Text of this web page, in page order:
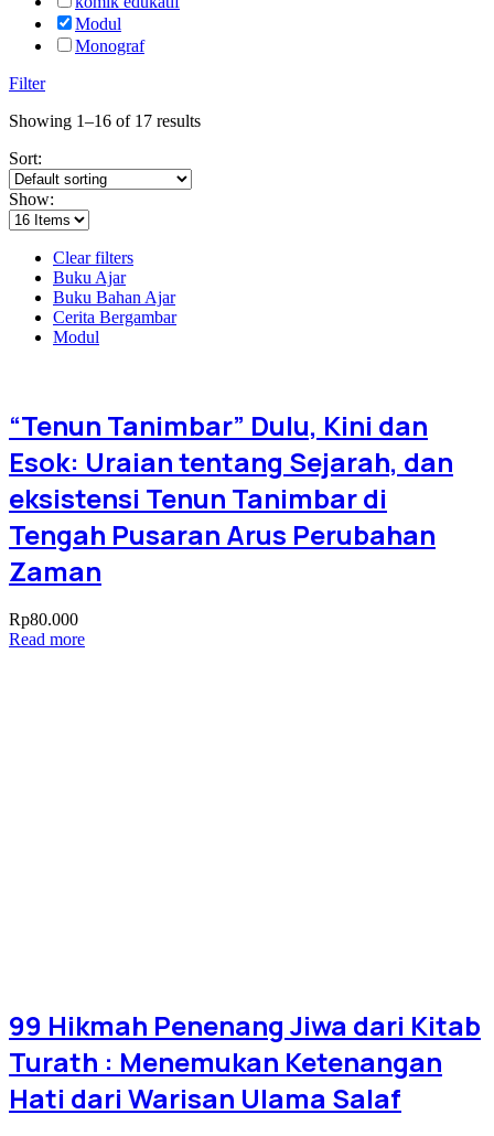
Modul
Monograf
Filter
Showing 1–16 of 17 results
Sort:
Show:
Clear filters
Buku Ajar
Buku Bahan Ajar
Cerita Bergambar
Modul
“Tenun Tanimbar” Dulu, Kini dan
Esok: Uraian tentang Sejarah, dan
eksistensi Tenun Tanimbar di
Tengah Pusaran Arus Perubahan
Zaman
Rp80.000
Read more
99 Hikmah Penenang Jiwa dari Kitab
Turath : Menemukan Ketenangan
Hati dari Warisan Ulama Salaf